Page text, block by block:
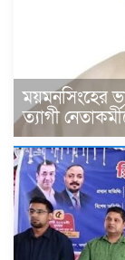
ময়মনসিংহের
ত্যাগী